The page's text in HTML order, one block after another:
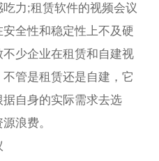
力;租赁软件的视频会议
全性和稳定性上不及硬
少企业在租赁和自建视
管是租赁还是自建，它
自身的实际需求去选
浪费。